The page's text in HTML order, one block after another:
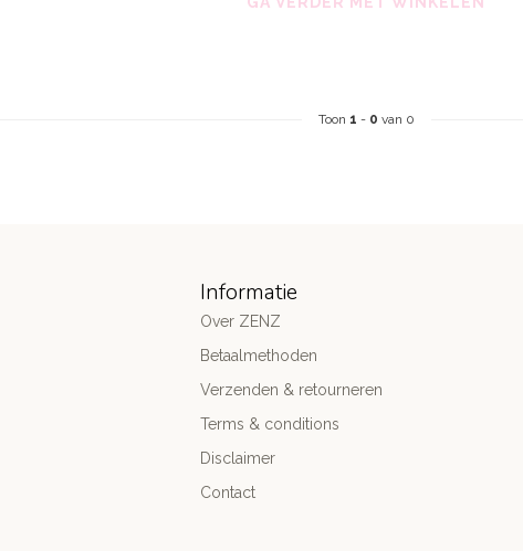
Toon 1 - 0 van 0
Informatie
Over ZENZ
Betaalmethoden
Verzenden & retourneren
Terms & conditions
Disclaimer
Contact